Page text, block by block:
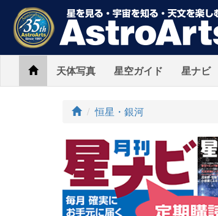
Home天体写真 星空ガイド 星ナビ
ト
プ
恒星・銀河